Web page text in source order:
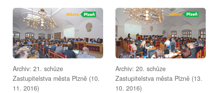
Archiv: 21. schůze
Zastupitelstva města Plzně (10.
11. 2016)
Archiv: 20. schůze
Zastupitelstva města Plzně (13.
10. 2016)